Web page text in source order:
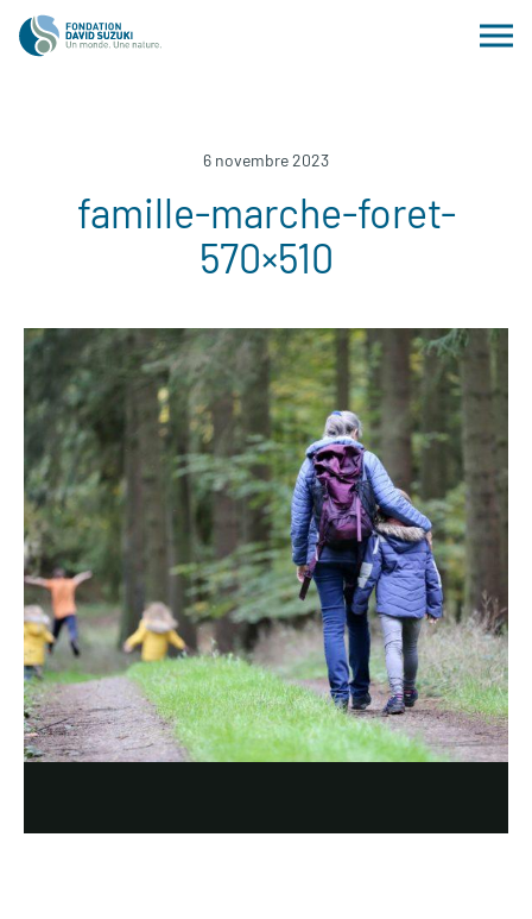
6 novembre 2023
famille-marche-foret-
570×510